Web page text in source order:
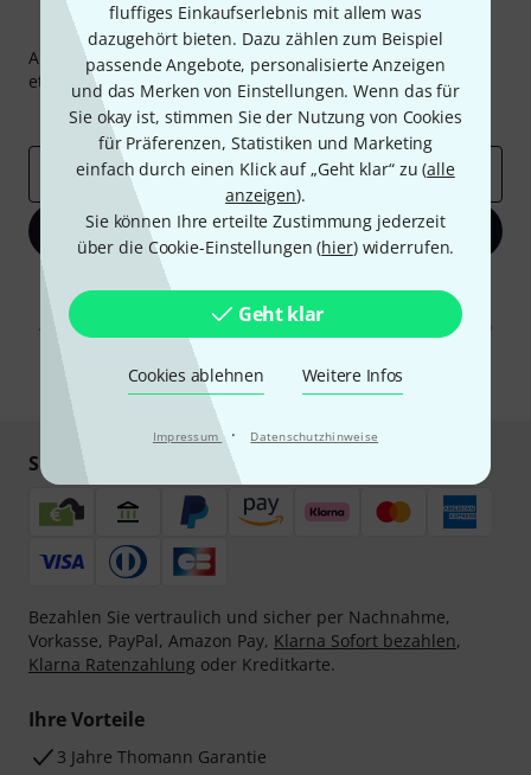
fluffiges Einkaufserlebnis mit allem was
dazugehört bieten. Dazu zählen zum Beispiel
passende Angebote, personalisierte Anzeigen
und das Merken von Einstellungen. Wenn das für
Sie okay ist, stimmen Sie der Nutzung von Cookies
für Präferenzen, Statistiken und Marketing
einfach durch einen Klick auf „Geht klar“ zu (alle
anzeigen).
Sie können Ihre erteilte Zustimmung jederzeit
über die Cookie-Einstellungen (hier) widerrufen.
Geht klar
Cookies ablehnen Weitere Infos
Impressum · Datenschutzhinweise
Thomann Newsletter
Abonniere den Thomann Newsletter und gewinne mit
etwas Glück einen von
50 Gutscheinen über jeweils50€
Inspirierende Beiträge
Deals Thomann Insights
E-Mail-Adresse*
Jetzt anmelden
Mit Klick auf „Jetzt anmelden“ stimmen Sie dem Erhalt von E-Mail-
Werbung und einer Messung des E-Mail-Nutzungsverhaltens zu. Die
Abmeldung ist jederzeit möglich. Weitere Informationen finden Sie in
unserenDatenschutzhinweisen.
* Pflichtfeld
Sicher einkaufen & bezahlen
Bezahlen Sie vertraulich und sicher per Nachnahme,
Vorkasse, PayPal, Amazon Pay, Klarna Sofort bezahlen,
Klarna Ratenzahlung oder Kreditkarte.
Ihre Vorteile
3 Jahre Thomann Garantie